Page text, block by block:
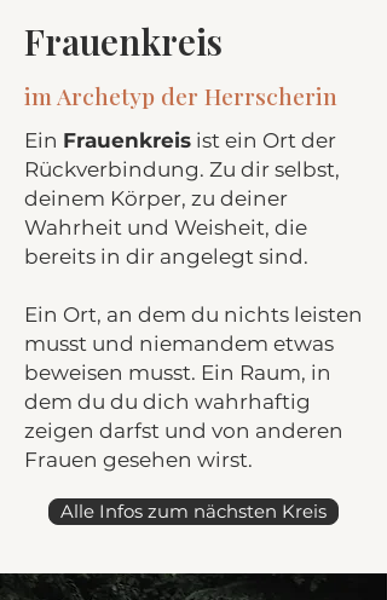
Frauenkreis
im Archetyp der Herrscherin
Ein Frauenkreis ist ein Ort der
Rückverbindung. Zu dir selbst,
deinem Körper, zu deiner
Wahrheit und Weisheit, die
bereits in dir angelegt sind.
Ein Ort, an dem du nichts leisten
musst und niemandem etwas
beweisen musst. Ein Raum, in
dem du du dich wahrhaftig
zeigen darfst und von anderen
Frauen gesehen wirst.
Alle Infos zum nächsten Kreis